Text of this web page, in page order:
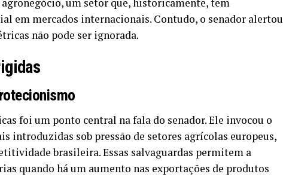
um setor que, historicamente, tem
em mercados internacionais. Contudo, o senador alertou
não pode ser ignorada.
foi um ponto central na fala do senador. Ele invocou o
introduzidas sob pressão de setores agrícolas europeus,
brasileira. Essas salvaguardas permitem a
quando há um aumento nas exportações de produtos